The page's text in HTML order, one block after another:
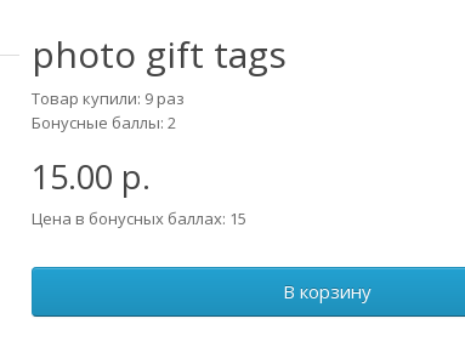
photo gift tags
Товар купили: 9 раз
Бонусные баллы: 2
15.00 р.
Цена в бонусных баллах: 15
В корзину